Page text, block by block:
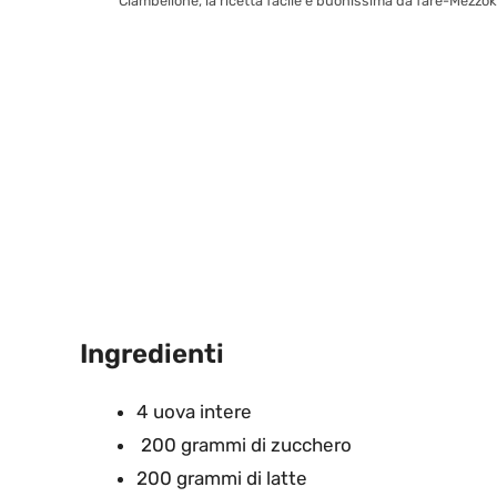
Ingredienti
4 uova intere
200 grammi di zucchero
200 grammi di latte